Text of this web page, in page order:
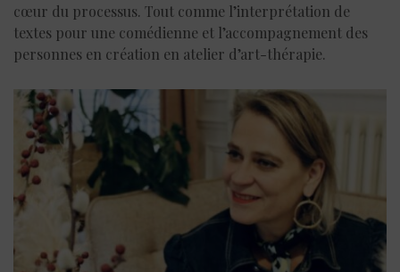
cœur du processus. Tout comme l’interprétation de
textes pour une comédienne et l’accompagnement des
personnes en création en atelier d’art-thérapie.